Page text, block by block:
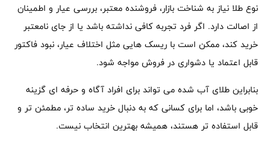
نوع طلا نیاز به شناخت بازار، فروشنده معتبر، بررسی عیار و اطمینان
از اصالت دارد. اگر فرد تجربه کافی نداشته باشد یا از جای نامعتبر
خرید کند، ممکن است با ریسک هایی مثل اختلاف عیار، نبود فاکتور
قابل اعتماد یا دشواری در فروش مواجه شود.
بنابراین طلای آب شده می تواند برای افراد آگاه و حرفه ای گزینه
خوبی باشد، اما برای کسانی که به دنبال خرید ساده تر، مطمئن تر و
قابل استفاده تر هستند، همیشه بهترین انتخاب نیست.